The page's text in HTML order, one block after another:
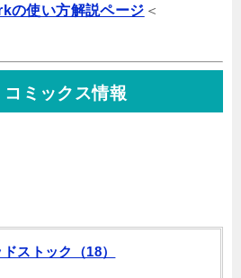
の使い方解説ページ ＜
ミックス情報
ストック（18）